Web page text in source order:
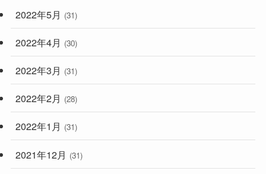
2022年5月 (31)
2022年4月 (30)
2022年3月 (31)
2022年2月 (28)
2022年1月 (31)
2021年12月 (31)